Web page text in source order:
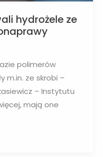
hydrożele ze
polimerów
m.in. ze skrobi –
– Instytutu
mają one